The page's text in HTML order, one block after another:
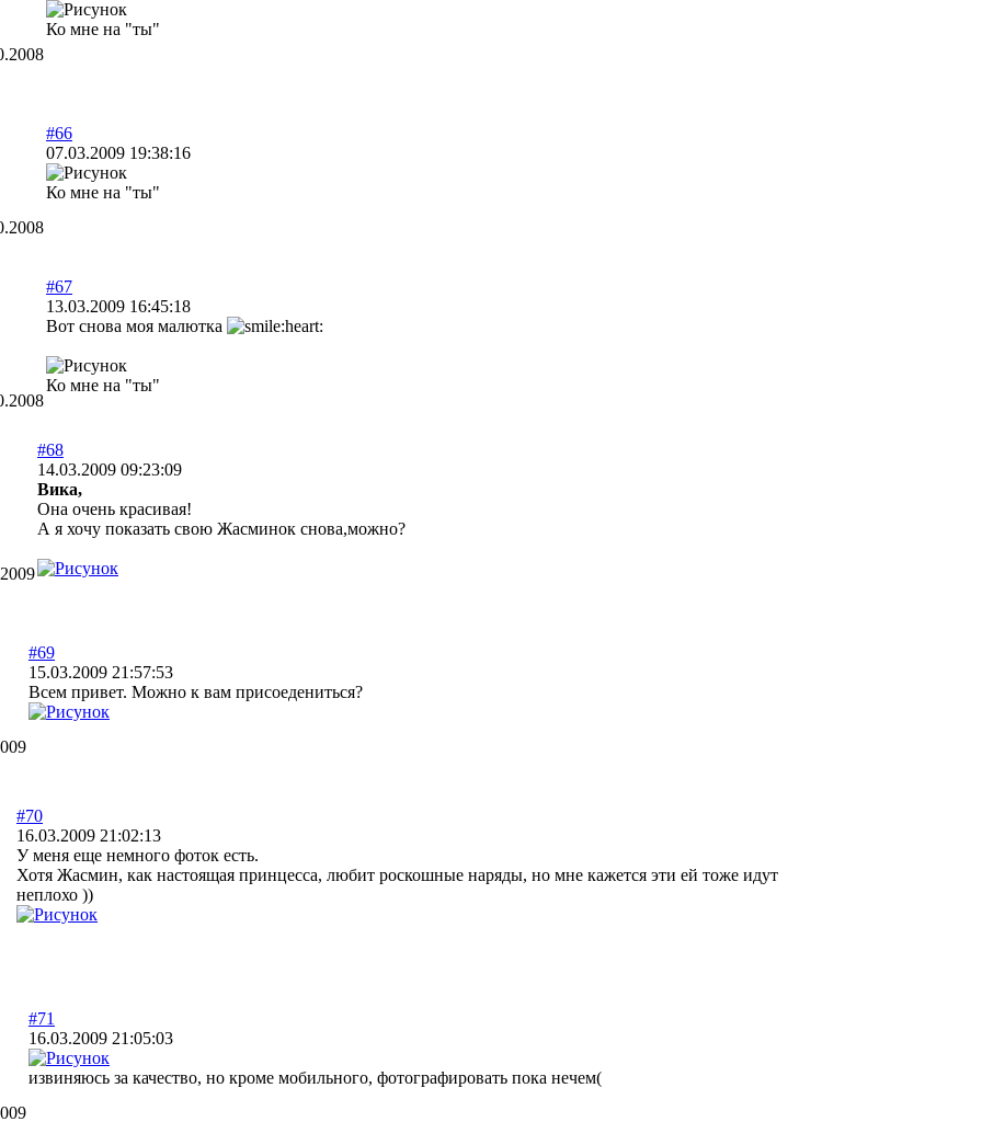
Ко мне на "ты"
#66
07.03.2009 19:38:16
Ко мне на "ты"
#67
13.03.2009 16:45:18
Вот снова моя малютка
Ко мне на "ты"
#68
14.03.2009 09:23:09
Вика,
Она очень красивая!
А я хочу показать свою Жасминок снова,можно?
#69
15.03.2009 21:57:53
Всем привет. Можно к вам присоедениться?
#70
16.03.2009 21:02:13
У меня еще немного фоток есть.
Хотя Жасмин, как настоящая принцесса, любит роскошные наряды, но мне кажется эти ей тоже идут
неплохо ))
#71
16.03.2009 21:05:03
извиняюсь за качество, но кроме мобильного, фотографировать пока нечем(